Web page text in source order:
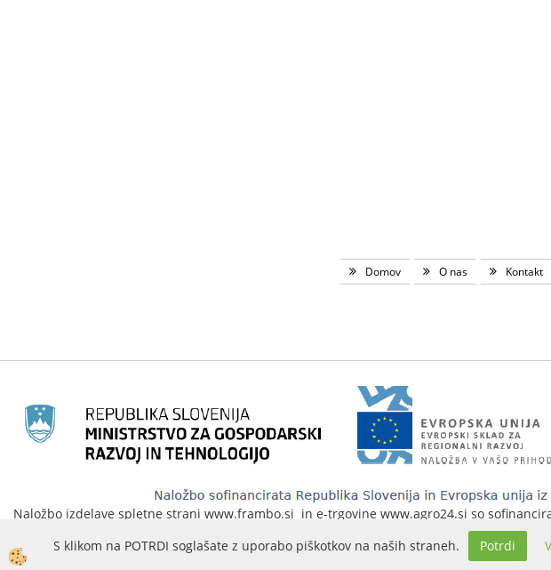
Domov O nas Kontakt
Naložbo izdelave spletne strani www.frambo.si in e-trgovine www.agro24.si so
na podlagi javnega poziva«Vavčer za digitalni marketing«. Spletna stran evropske
S klikom na POTRDI soglašate z uporabo piškotkov na naših straneh. Potrdi